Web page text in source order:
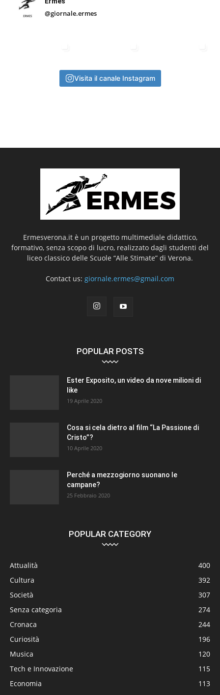
@giornale.ermes
Visita il canale Instagram
Ermesverona.it è un progetto multimediale didattico,
formativo, senza scopo di lucro, realizzato dagli studenti del
liceo classico delle Scuole “Alle Stimate” di Verona.
Contact us: giornale.ermes@gmail.com
POPULAR POSTS
Ester Exposito, un video da nove milioni di
like
19 Aprile 2020
Cosa si cela dietro al film “La Passione di
Cristo”?
10 Aprile 2020
Perché a mezzogiorno suonano le
campane?
25 Febbraio 2020
POPULAR CATEGORY
Attualità
400
Cultura
392
Società
307
Senza categoria
274
Cronaca
244
Curiosità
196
Musica
120
Tech e Innovazione
115
Economia
113